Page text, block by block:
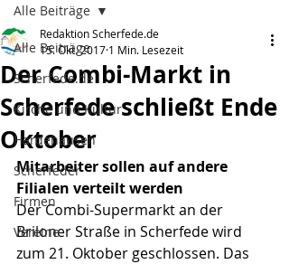
Alle Beiträge
Scherfede.de
Kirche und Kultur
Hardehausen
Scherfeder
Firmen
Vereine
Alle Beiträge
Der Combi-Markt in
Scherfede schließt Ende
Oktober
Redaktion Scherfede.de
15. Okt. 2017 1 Min. Lesezeit
Mitarbeiter sollen auf andere
Filialen verteilt werden
Der Combi-Supermarkt an der
Briloner Straße in Scherfede wird
zum 21. Oktober geschlossen. Das